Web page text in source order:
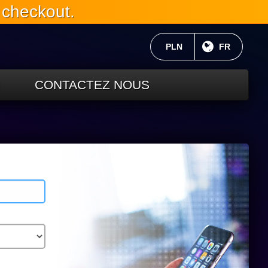
LANGUE
FR
MONNAIE ACTUELLE:
PLN
CONTACTEZ NOUS